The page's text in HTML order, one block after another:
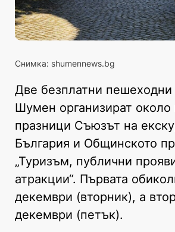
Снимка: shumennews.bg
Две безплатни пешеходни
Шумен организират около
празници Съюзът на
България и Общинското
„Туризъм, публични
атракции“. Първата
декември (вторник), а
декември (петък).